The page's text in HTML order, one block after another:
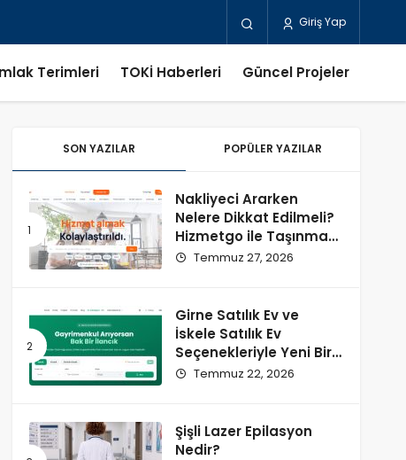
Giriş Yap
Terimleri TOKİ Haberleri Güncel Projeler
SON YAZILAR POPÜLER YAZILAR
Nakliyeci Ararken
Nelere Dikkat Edilmeli?
Hizmetgo ile Taşınma
Sürecini Kolaylaştırın
Temmuz 27, 2026
Girne Satılık Ev ve
İskele Satılık Ev
Seçenekleriyle Yeni Bir
Başlangıç
Temmuz 22, 2026
Şişli Lazer Epilasyon
Nedir?